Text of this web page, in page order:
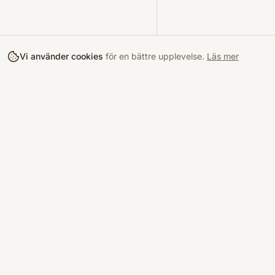
Vi använder cookies för en bättre upplevelse. Läs mer